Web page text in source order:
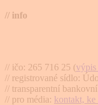
// info
// ičo: 265 716 25 (výpis
// registrované sídlo:
// transparentní
// pro média: kontakt, ke